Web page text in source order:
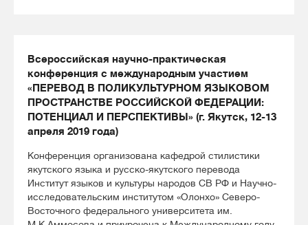
Всероссийская научно-практическая
конференция с международным участием
«ПЕРЕВОД В ПОЛИКУЛЬТУРНОМ ЯЗЫКОВОМ
ПРОСТРАНСТВЕ РОССИЙСКОЙ ФЕДЕРАЦИИ:
ПОТЕНЦИАЛ И ПЕРСПЕКТИВЫ» (г. Якутск, 12-13
апреля 2019 года)
Конференция организована кафедрой стилистики
якутского языка и русско-якутского перевода
Институт языков и культуры народов СВ РФ и Научно-
исследовательским институтом «Олонхо» Северо-
Восточного федерального университета им.